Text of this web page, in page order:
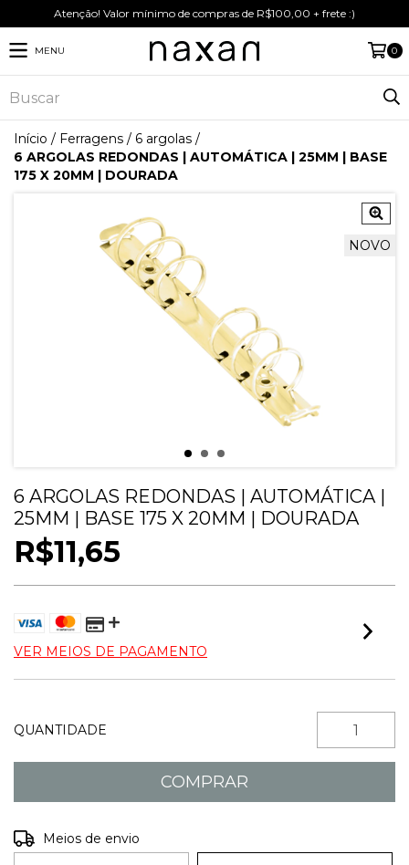
Atenção! Valor mínimo de compras de R$100,00 + frete :)
MENU 0
Início / Ferragens / 6 argolas /
6 ARGOLAS REDONDAS | AUTOMÁTICA | 25MM | BASE
175 X 20MM | DOURADA
NOVO
6 ARGOLAS REDONDAS | AUTOMÁTICA |
25MM | BASE 175 X 20MM | DOURADA
R$11,65
VER MEIOS DE PAGAMENTO
QUANTIDADE
Entregas para o CEP:
Meios de envio